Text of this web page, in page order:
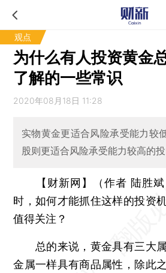
观点
为什么有人投资黄金
了解的一些常识
2020年08月18日 11:28
实物黄金更适合风险承受能力较
股则更适合风险承受能力较高的
【财新网】（作者 陆胜斌
时，如何才能抓住这样的投资
值得关注？
总的来说，黄金具有三大属
金属一样具有商品属性，除此